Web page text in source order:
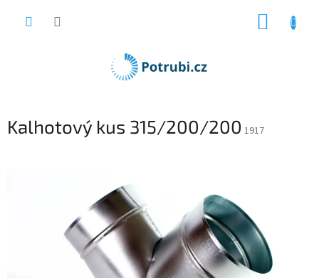
Kalhotový kus 315/200/200 1917